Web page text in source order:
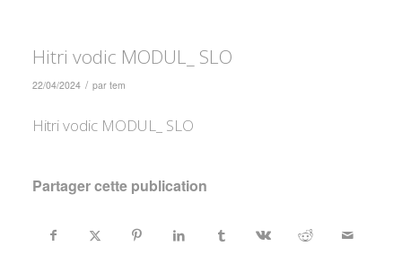
Hitri vodic MODUL_ SLO
22/04/2024 / par tem
Hitri vodic MODUL_ SLO
Partager cette publication